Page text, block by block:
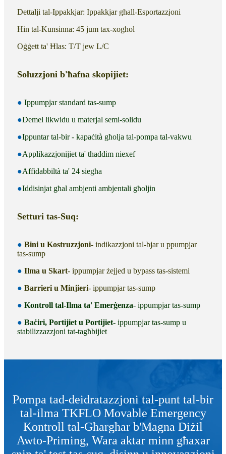
Dettalji tal-Ippakkjar: Ippakkjar għall-Esportazzjoni
Ħin tal-Kunsinna: 45 jum tax-xogħol
Oġġett ta' Ħlas: T/T jew L/C
Soluzzjoni b'ħafna skopijiet:
● Ippumpjar standard tas-sump
●Demel likwidu u materjal semi-solidu
●Ippuntar tal-bir - kapaċità għolja tal-pompa tal-vakwu
●Applikazzjonijiet ta' tħaddim niexef
●Affidabbiltà ta' 24 siegħa
●Iddisinjat għal ambjenti ambjentali għoljin
Setturi tas-Suq:
● Bini u Kostruzzjoni- indikazzjoni tal-bjar u ppumpjar
tas-sump
● Ilma u Skart- ippumpjar żejjed u bypass tas-sistemi
● Barrieri u Minjieri- ippumpjar tas-sump
● Kontroll tal-Ilma ta' Emerġenza- ippumpjar tas-sump
● Baċiri, Portijiet u Portijiet- ippumpjar tas-sump u
stabilizzazzjoni tat-tagħbijiet
Pompa tad-deidratazzjoni tal-punt tal-bir
tal-ilma TKFLO Movable Emergency
Kontroll tal-Għargħar b'Magna Diżil
Awto-Priming, Wara aktar minn għaxar